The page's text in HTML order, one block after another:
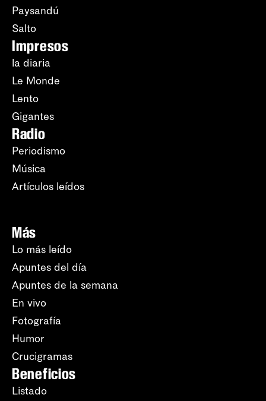
Paysandú
Salto
Impresos
la diaria
Le Monde
Lento
Gigantes
Radio
Periodismo
Música
Artículos leídos
Más
Lo más leído
Apuntes del día
Apuntes de la semana
En vivo
Fotografía
Humor
Crucigramas
Beneficios
Listado